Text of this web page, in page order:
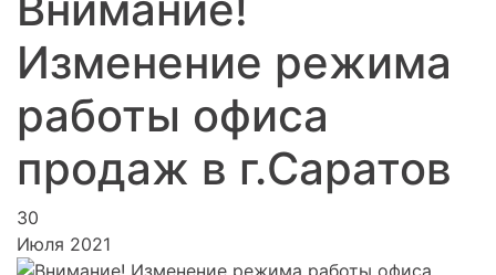
Изменение режима
работы офиса
продаж в г.Саратов
30
Июля 2021